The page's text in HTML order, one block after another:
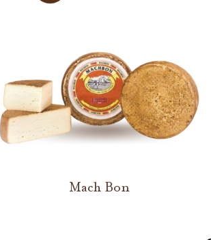
Mach Bon